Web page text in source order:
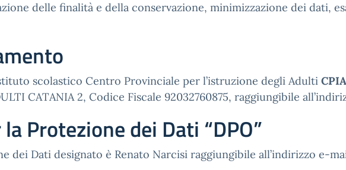
delle finalità e della conservazione, minimizzazione dei dati,
scolastico Centro Provinciale per l’istruzione degli Adulti
CATANIA 2, Codice Fiscale 92032760875, raggiungibile
Protezione dei Dati “DPO”
dei Dati designato è Renato Narcisi raggiungibile all’indirizzo e-